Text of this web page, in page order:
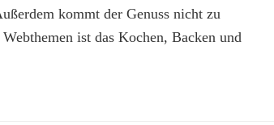
kommt der Genuss nicht zu
ist das Kochen, Backen und